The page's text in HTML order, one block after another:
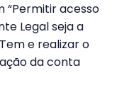
“Permitir acesso
Legal seja a
e realizar o
da conta